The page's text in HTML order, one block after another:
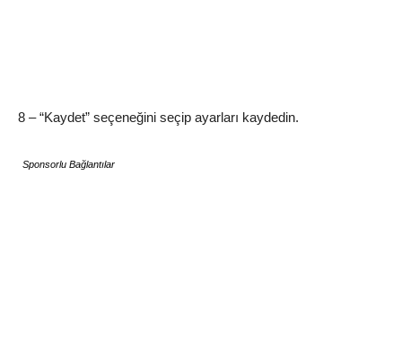
8 – “Kaydet” seçeneğini seçip ayarları kaydedin.
Sponsorlu Bağlantılar